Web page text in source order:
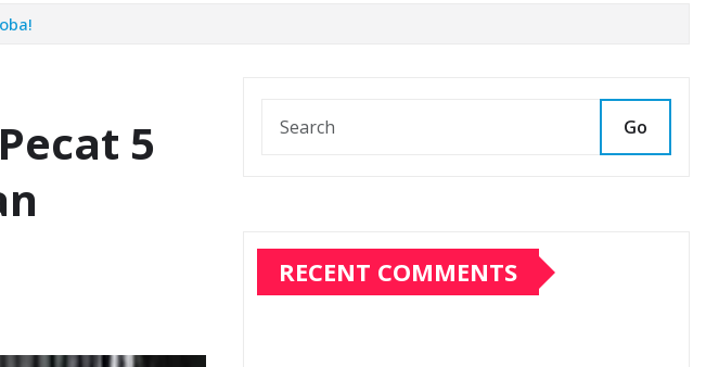
5
Go
RECENT COMMENTS